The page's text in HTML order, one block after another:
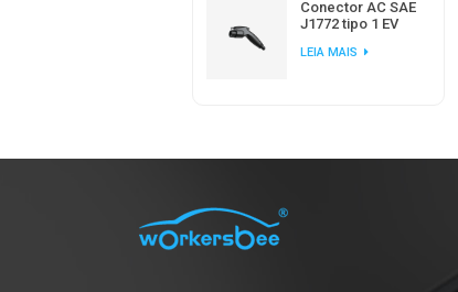
Conector AC SAE
J1772 tipo 1 EV
de carro elétrico
LEIA MAIS